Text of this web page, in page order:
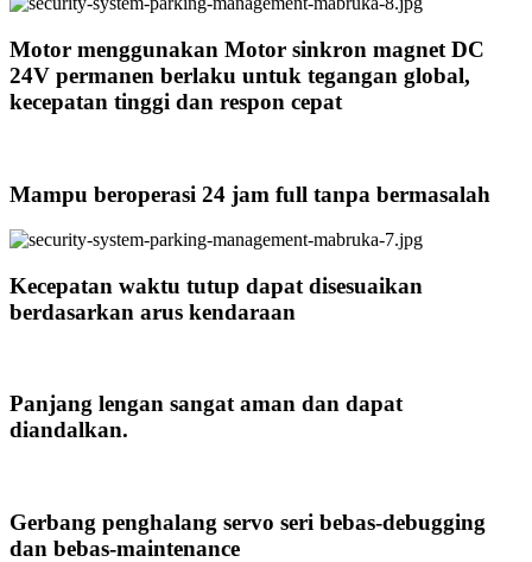
Motor menggunakan Motor sinkron magnet DC
24V permanen berlaku untuk tegangan global,
kecepatan tinggi dan respon cepat
Mampu beroperasi 24 jam full tanpa bermasalah
Kecepatan waktu tutup dapat disesuaikan
berdasarkan arus kendaraan
Panjang lengan sangat aman dan dapat
diandalkan.
Gerbang penghalang servo seri bebas-debugging
dan bebas-maintenance